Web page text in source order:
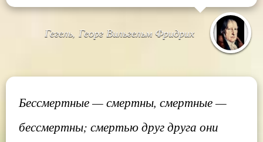
Гегель, Георг Вильгельм Фридрих
Бессмертные — смертны, смертные —
бессмертны; смертью друг друга они